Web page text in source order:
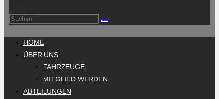
HOME
ÜBER UNS
FAHRZEUGE
MITGLIED WERDEN
ABTEILUNGEN